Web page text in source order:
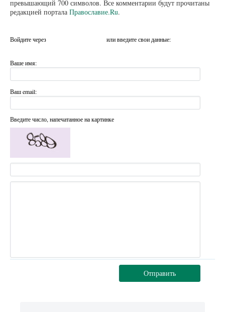
превышающий 700 символов. Все комментарии будут прочитаны
редакцией портала Православие.Ru.
Войдите через или введите свои данные:
Ваше имя:
Ваш email:
Введите число, напечатанное на картинке
Отправить